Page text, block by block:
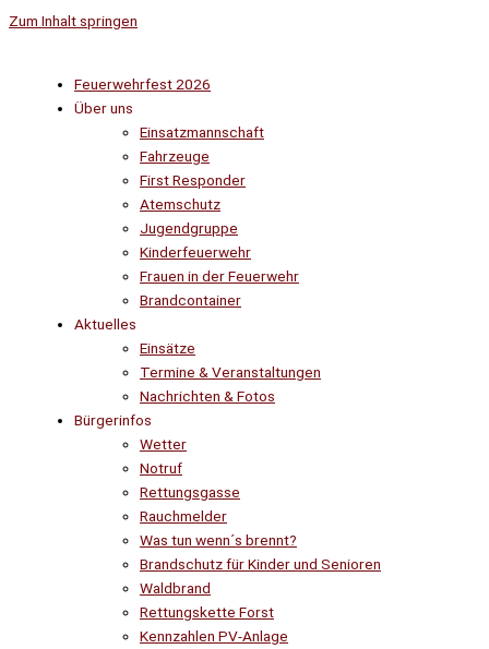
Zum Inhalt springen
Feuerwehrfest 2026
Über uns
Einsatzmannschaft
Fahrzeuge
First Responder
Atemschutz
Jugendgruppe
Kinderfeuerwehr
Frauen in der Feuerwehr
Brandcontainer
Aktuelles
Einsätze
Termine & Veranstaltungen
Nachrichten & Fotos
Bürgerinfos
Wetter
Notruf
Rettungsgasse
Rauchmelder
Was tun wenn´s brennt?
Brandschutz für Kinder und Senioren
Waldbrand
Rettungskette Forst
Kennzahlen PV-Anlage